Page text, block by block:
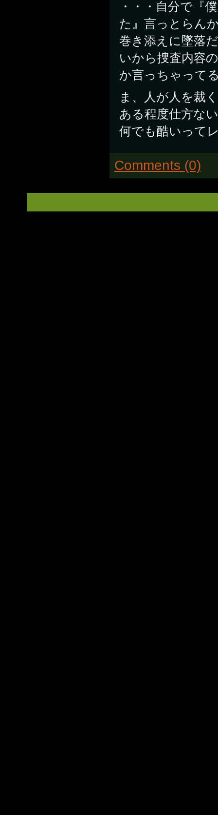
・・・自分で『
た』言っとらん
巻き添えに墜落
いから捜査内容
か言っちゃって
ま、人が人を裁
ある程度仕方な
何でも酷いって
Comments (0)